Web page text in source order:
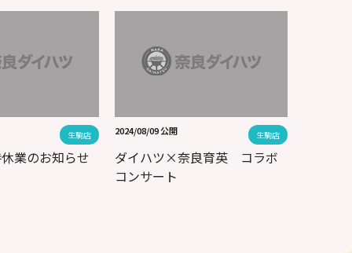
生駒店
業のお知らせ
2024/08/09 公開 生駒店
ダイハツ×奈良育英 コラボ
コンサート